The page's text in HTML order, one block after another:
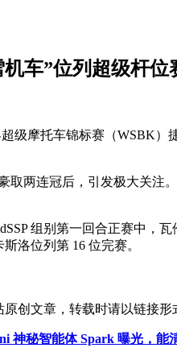
车”位列超级杆
级摩托车锦标赛（WSBK
取两连冠后，引发极大关注
组别第一回合正赛中，
洛位列第 16 位完赛。
创文章，转载时请以链接形
神秘智能体 Spark 曝光，能